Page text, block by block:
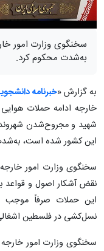
سخنگوی وزارت امور
به‌شدت محکوم کرد.
به گزارش «خبرنامه
خارجه ادامه حملات
شهید و مجروح‌شدن
این کشور شده است،
سخنگوی وزارت امور خارجه
نقض آشکار اصول و قواعد
این حملات صرفاً موجب
نسل‌کشی در فلسطین
سخنگوی وزارت امور